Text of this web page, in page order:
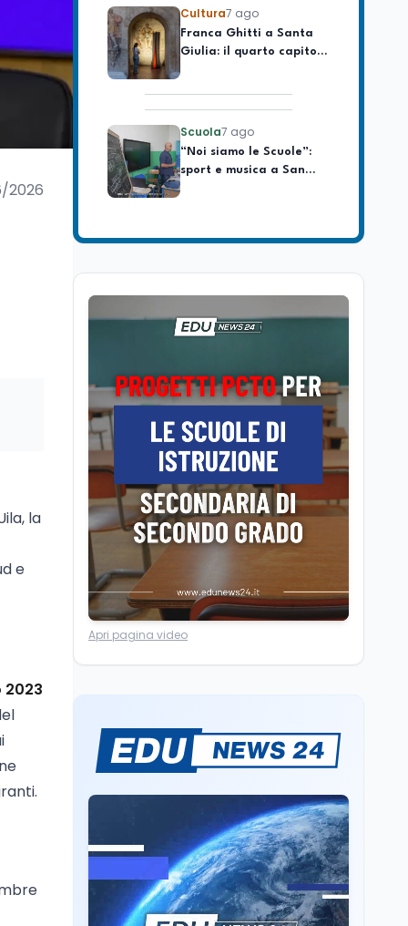
2026
la
e
2023
Franca Ghitti a Santa
Giulia: il quarto capitolo
dei Palcoscenici
Scuola7 ago
“Noi siamo le Scuole”:
sport e musica a San
Miniato, STEM a Lerici
Editoriali7 ago
Camere in ferie,
elettorale e Rai. La
premier Meloni attesa a
Bari il 4 settembre per
celebrare il governo più
longevo dell’Italia
Cultura7 ago
Ravenna, il settembre
dantesco nel 705°
anniversario della morte
del Sommo Poeta
Cultura7 ago
Franca Ghitti a Santa
Scuola7 ago
“Noi siamo le Scuole”:
sport e musica a San
Mondo
Sparatoria a Bangkok:
studente 14enne uccide
Editoriali7 ago
Camere in ferie,
riapertura il 9
settembre tra legge
elettorale e Rai. La
premier Meloni attesa a
Apri pagina video